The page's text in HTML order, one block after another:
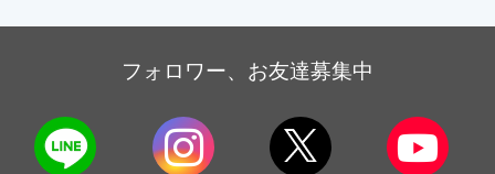
フォロワー、お友達募集中